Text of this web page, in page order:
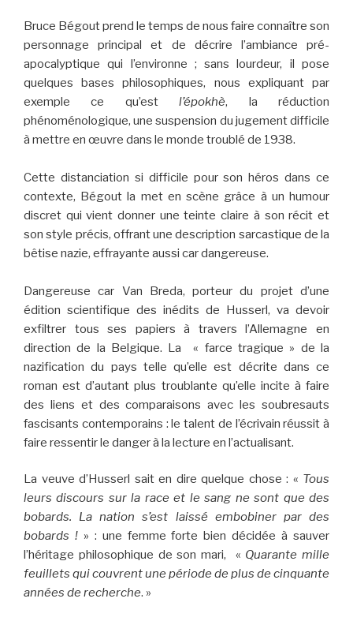
Bruce Bégout prend le temps de nous faire connaître son
personnage principal et de décrire l’ambiance pré-
apocalyptique qui l’environne ; sans lourdeur, il pose
quelques bases philosophiques, nous expliquant par
exemple ce qu’estl’épokhè, la réduction
phénoménologique, une suspension du jugement difficile
à mettre en œuvre dans le monde troublé de 1938.
Cette distanciation si difficile pour son héros dans ce
contexte, Bégout la met en scène grâce à un humour
discret qui vient donner une teinte claire à son récit et
son style précis, offrant une description sarcastique de la
bêtise nazie, effrayante aussi car dangereuse.
Dangereuse car Van Breda, porteur du projet d’une
édition scientifique des inédits de Husserl, va devoir
exfiltrer tous ses papiers à travers l’Allemagne en
direction de la Belgique. La « farce tragique » de la
nazification du pays telle qu’elle est décrite dans ce
roman est d’autant plus troublante qu’elle incite à faire
des liens et des comparaisons avec les soubresauts
fascisants contemporains : le talent de l’écrivain réussit à
faire ressentir le danger à la lecture en l’actualisant.
La veuve d’Husserl sait en dire quelque chose : « Tous
leurs discours sur la race et le sang ne sont que des
bobards. La nation s’est laissé embobiner par des
bobards !» : une femme forte bien décidée à sauver
l’héritage philosophique de son mari, « Quarante mille
feuillets qui couvrent une période de plus de cinquante
années de recherche. »